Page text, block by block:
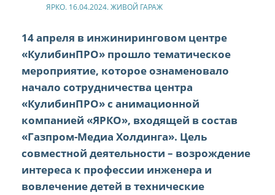
ЯРКО. 16.04.2024. ЖИВОЙ ГАРАЖ
14 апреля в инжиниринговом центре
«КулибинПРО» прошло тематическое
мероприятие, которое ознаменовало
начало сотрудничества центра
«КулибинПРО» с анимационной
компанией «ЯРКО», входящей в состав
«Газпром-Медиа Холдинга». Цель
совместной деятельности – возрождение
интереса к профессии инженера и
вовлечение детей в технические